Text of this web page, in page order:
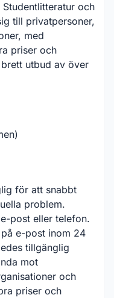
och
till privatpersoner,
med
priser och
utbud av över
för att snabbt
problem.
post eller telefon.
e-post inom 24
tillgänglig
mot
och
priser och